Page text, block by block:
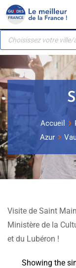
Panneau de gestion
Skip
content
Recherche
produits
Accueil
Azur
Visite de Saint
Ministère de la
et du Lubéron !
Showing the